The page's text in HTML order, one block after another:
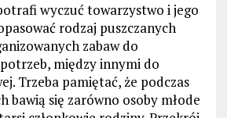
wyczuć towarzystwo i jego
rodzaj puszczanych
zabaw do
między innymi do
Trzeba pamiętać, że podczas
bawią się zarówno osoby młode